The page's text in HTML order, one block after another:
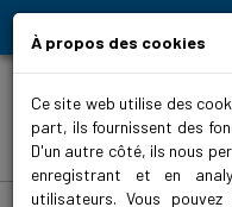
Produits
Home > Produits > Distribution en
À propos des cookies
Ce site web utilise des
part, ils fournissent des
D'un autre côté, ils nous
enregistrant et en
utilisateurs. Vous